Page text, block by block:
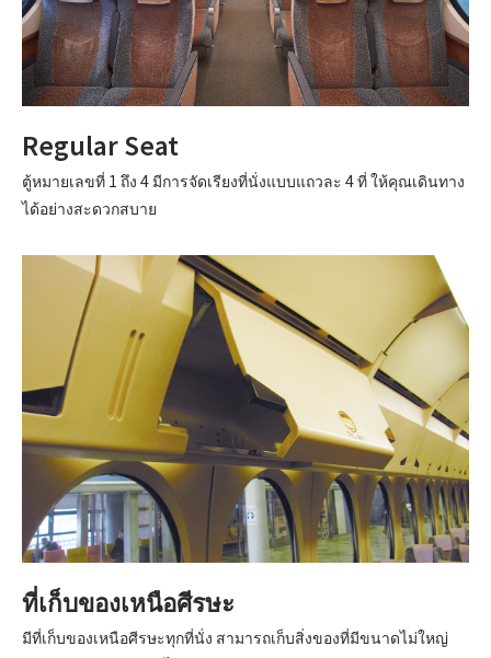
Regular Seat
ตู้หมายเลขที่ 1 ถึง 4 มีการจัดเรียงที่นั่งแบบแถวละ 4 ที่ ให้คุณเดินทาง
ได้อย่างสะดวกสบาย
ที่เก็บของเหนือศีรษะ
มีที่เก็บของเหนือศีรษะทุกที่นั่ง สามารถเก็บสิ่งของที่มีขนาดไม่ใหญ่